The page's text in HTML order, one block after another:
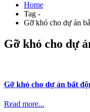
Home
Tag -
Gỡ khó cho dự án
Gỡ khó cho dự
Gỡ khó cho dự án bất
Read more...